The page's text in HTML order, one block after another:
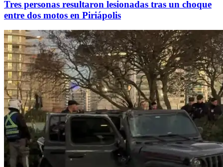
Tres personas resultaron lesionadas tras un choque
entre dos motos en Piriápolis